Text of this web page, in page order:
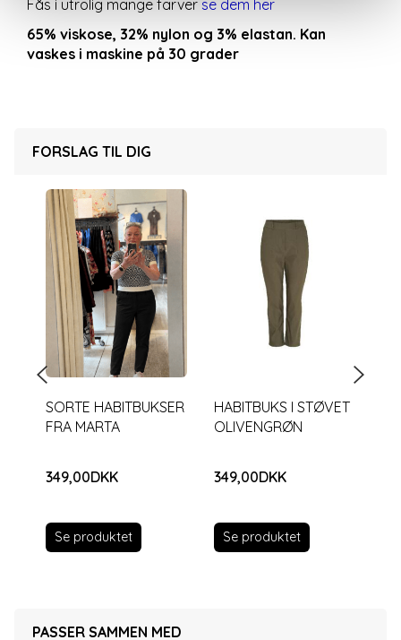
Fås i utrolig mange farver se dem her
65% viskose, 32% nylon og 3% elastan. Kan
vaskes i maskine på 30 grader
FORSLAG TIL DIG
SORTE HABITBUKSER
FRA MARTA
349,00DKK
Se produktet
HABITBUKS I STØVET
OLIVENGRØN
349,00DKK
Se produktet
PASSER SAMMEN MED